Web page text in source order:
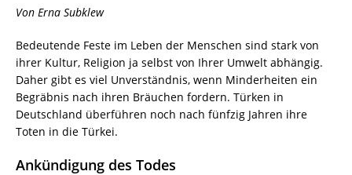
Von Erna Subklew
Bedeutende Feste im Leben der Menschen sind stark von
ihrer Kultur, Religion ja selbst von Ihrer Umwelt abhängig.
Daher gibt es viel Unverständnis, wenn Minderheiten ein
Begräbnis nach ihren Bräuchen fordern. Türken in
Deutschland überführen noch nach fünfzig Jahren ihre
Toten in die Türkei.
Ankündigung des Todes